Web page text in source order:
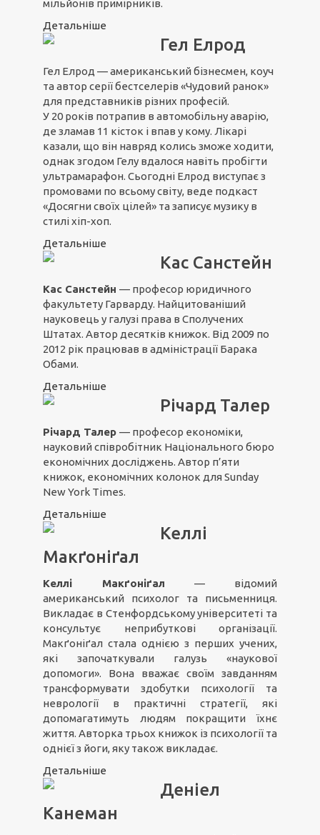
мільйонів примірників.
Детальніше
Гел Елрод
Гел Елрод — американський бізнесмен, коуч
та автор серії бестселерів «Чудовий ранок»
для представників різних професій.
У 20 років потрапив в автомобільну аварію,
де зламав 11 кісток і впав у кому. Лікарі
казали, що він навряд колись зможе ходити,
однак згодом Гелу вдалося навіть пробігти
ультрамарафон. Сьогодні Елрод виступає з
промовами по всьому світу, веде подкаст
«Досягни своїх цілей» та записує музику в
стилі хіп-хоп.
Детальніше
Кас Санстейн
Кас Санстейн — професор юридичного
факультету Гарварду. Найцитованіший
науковець у галузі права в Сполучених
Штатах. Автор десятків книжок. Від 2009 по
2012 рік працював в адміністрації Барака
Обами.
Детальніше
Річард Талер
Річард Талер — професор економіки,
науковий співробітник Національного бюро
економічних досліджень. Автор п’яти
книжок, економічних колонок для Sunday
New York Times.
Детальніше
Келлі
Макґоніґал
Келлі Макґоніґал — відомий
американський психолог та письменниця.
Викладає в Стенфордському університеті та
консультує неприбуткові організації.
Макґоніґал стала однією з перших учених,
які започаткували галузь «наукової
допомоги». Вона вважає своїм завданням
трансформувати здобутки психології та
неврології в практичні стратегії, які
допомагатимуть людям покращити їхнє
життя. Авторка трьох книжок із психології та
однієї з йоги, яку також викладає.
Детальніше
Деніел
Канеман